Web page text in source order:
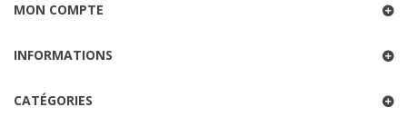
MON COMPTE
INFORMATIONS
CATÉGORIES